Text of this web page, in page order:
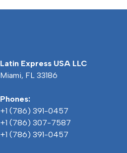
Latin Express USA LLC
Miami, FL 33186
Phones:
+1 (786) 391-0457
+1 (786) 307-7587
+1 (786) 391-0457